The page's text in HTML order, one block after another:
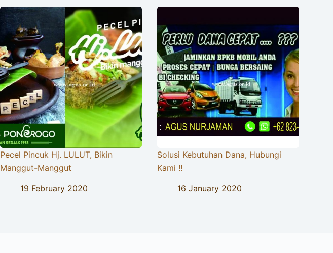
Pecel Pincuk Hj. LULUT, Bikin
Manggut-Manggut
19 February 2020
Solusi Kebutuhan Dana, Hubungi
Kami !!
16 January 2020